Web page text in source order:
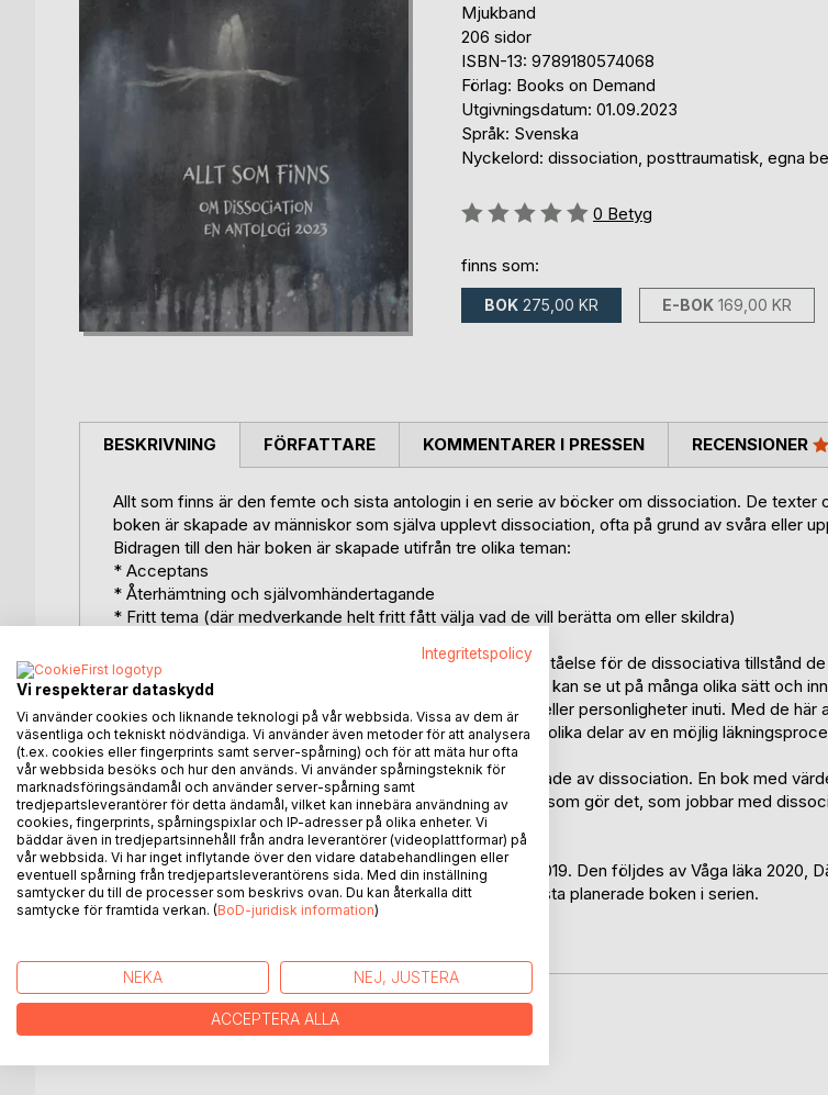
Mjukband
206 sidor
ISBN-13: 9789180574068
Förlag: Books on Demand
Utgivningsdatum: 01.09.2023
Språk: Svenska
Nyckelord: dissociation, posttraumatisk, egna
Betyg::
0 Betyg
finns som:
BOK 275,00 KR E-BOK 169,00 KR
BESKRIVNING
Allt som finns är den femte och sista antologin i en serie av böcker om dissociation. De texter
boken är skapade av människor som själva upplevt dissociation, ofta på grund av svåra eller
Bidragen till den här boken är skapade utifrån tre olika teman:
* Acceptans
* Återhämtning och självomhändertagande
* Fritt tema (där medverkande helt fritt fått välja vad de vill berätta om eller skildra)
Trots att många lever med, kämpar med och behöver förståelse för de dissociativa tillstånd
kunskapen om dissociation fortfarande dålig. Dissociation kan se ut på många olika sätt och
overklighetskänslor till att man lever med flera olika delar eller personligheter inuti. Med de här
vi öka förståelsen för olika former av dissociation och för olika delar av en möjlig
Det här är en bok av dissociativa, för alla som är intresserade av dissociation. En bok med
texter för dig som själv dissocierar, har någon i din närhet som gör det, som jobbar med
vill lära dig mer om dissociation.
Den första boken i serien var Splittrade själar, som kom 2019. Den följdes av Våga läka 2020,
mig 2021 och Att knyta band 2022. Allt som finns är den sista planerade boken i serien.
FÖRFATTARE KOMMENTARER I PRESSEN RECENSIONER
ANDRA TITLAR HOSBoD
Integritetspolicy
Vi respekterar dataskydd
Vi använder cookies och liknande teknologi på vår webbsida. Vissa av dem är
väsentliga och tekniskt nödvändiga. Vi använder även metoder för att analysera
(t.ex. cookies eller fingerprints samt server-spårning) och för att mäta hur ofta
vår webbsida besöks och hur den används. Vi använder spårningsteknik för
marknadsföringsändamål och använder server-spårning samt
tredjepartsleverantörer för detta ändamål, vilket kan innebära användning av
cookies, fingerprints, spårningspixlar och IP-adresser på olika enheter. Vi
bäddar även in tredjepartsinnehåll från andra leverantörer (videoplattformar) på
vår webbsida. Vi har inget inflytande över den vidare databehandlingen eller
eventuell spårning från tredjepartsleverantörens sida. Med din inställning
samtycker du till de processer som beskrivs ovan. Du kan återkalla ditt
samtycke för framtida verkan. (BoD-juridisk information)
NEKA NEJ, JUSTERA
ACCEPTERA ALLA